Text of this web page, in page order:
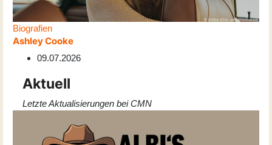
Biografien
Ashley Cooke
09.07.2026
Aktuell
Letzte Aktualisierungen bei CMN